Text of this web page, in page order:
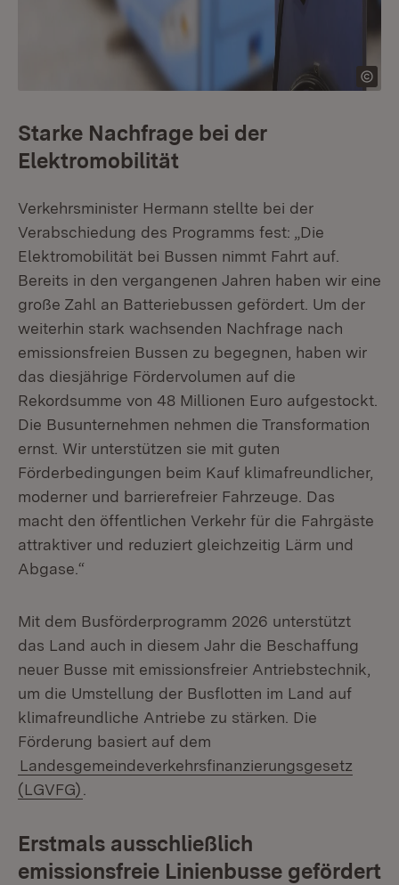
Starke Nachfrage bei der
Elektromobilität
Verkehrsminister Hermann stellte bei der
Verabschiedung des Programms fest: „Die
Elektromobilität bei Bussen nimmt Fahrt auf.
Bereits in den vergangenen Jahren haben wir eine
große Zahl an Batteriebussen gefördert. Um der
weiterhin stark wachsenden Nachfrage nach
emissionsfreien Bussen zu begegnen, haben wir
das diesjährige Fördervolumen auf die
Rekordsumme von 48 Millionen Euro aufgestockt.
Die Busunternehmen nehmen die Transformation
ernst. Wir unterstützen sie mit guten
Förderbedingungen beim Kauf klimafreundlicher,
moderner und barrierefreier Fahrzeuge. Das
macht den öffentlichen Verkehr für die Fahrgäste
attraktiver und reduziert gleichzeitig Lärm und
Abgase.“
Mit dem Busförderprogramm 2026 unterstützt
das Land auch in diesem Jahr die Beschaffung
neuer Busse mit emissionsfreier Antriebstechnik,
um die Umstellung der Busflotten im Land auf
klimafreundliche Antriebe zu stärken. Die
Förderung basiert auf dem
Landesgemeindeverkehrsfinanzierungsgesetz
(LGVFG)
Erstmals ausschließlich
emissionsfreie Linienbusse gefördert